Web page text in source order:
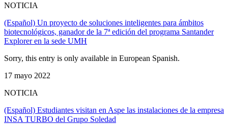
NOTICIA
(Español) Un proyecto de soluciones inteligentes para ámbitos
biotecnológicos, ganador de la 7ª edición del programa Santander
Explorer en la sede UMH
Sorry, this entry is only available in European Spanish.
17 mayo 2022
NOTICIA
(Español) Estudiantes visitan en Aspe las instalaciones de la empresa
INSA TURBO del Grupo Soledad